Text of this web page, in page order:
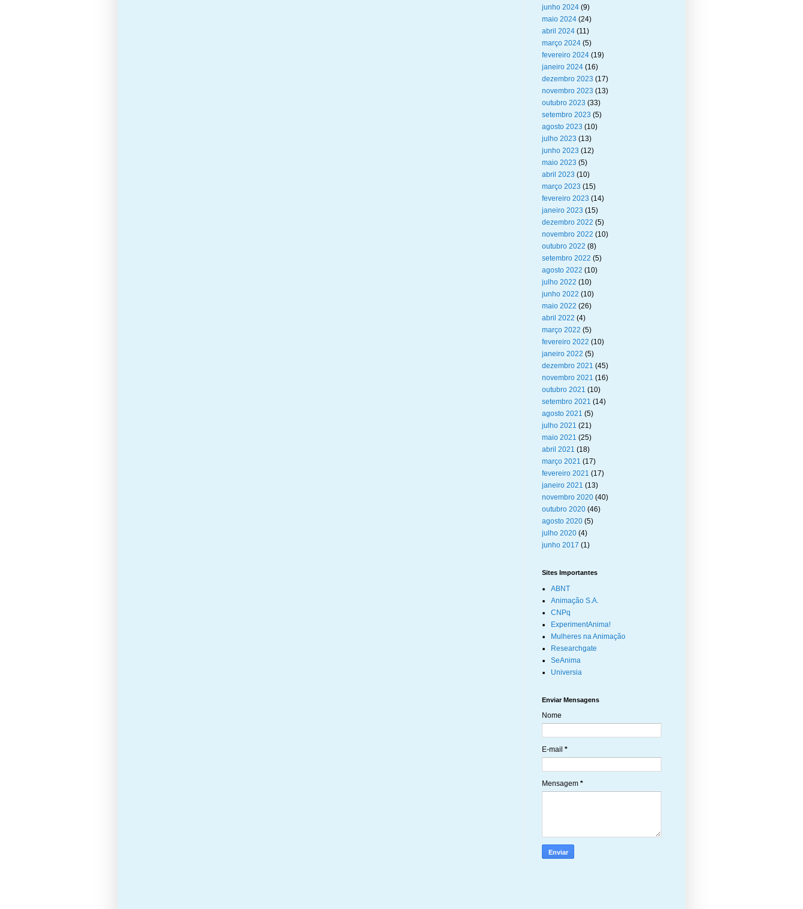
junho 2024 (9)
maio 2024 (24)
abril 2024 (11)
março 2024 (5)
fevereiro 2024 (19)
janeiro 2024 (16)
dezembro 2023 (17)
novembro 2023 (13)
outubro 2023 (33)
setembro 2023 (5)
agosto 2023 (10)
julho 2023 (13)
junho 2023 (12)
maio 2023 (5)
abril 2023 (10)
março 2023 (15)
fevereiro 2023 (14)
janeiro 2023 (15)
dezembro 2022 (5)
novembro 2022 (10)
outubro 2022 (8)
setembro 2022 (5)
agosto 2022 (10)
julho 2022 (10)
junho 2022 (10)
maio 2022 (26)
abril 2022 (4)
março 2022 (5)
fevereiro 2022 (10)
janeiro 2022 (5)
dezembro 2021 (45)
novembro 2021 (16)
outubro 2021 (10)
setembro 2021 (14)
agosto 2021 (5)
julho 2021 (21)
maio 2021 (25)
abril 2021 (18)
março 2021 (17)
fevereiro 2021 (17)
janeiro 2021 (13)
novembro 2020 (40)
outubro 2020 (46)
agosto 2020 (5)
julho 2020 (4)
junho 2017 (1)
Sites Importantes
ABNT
Animação S.A.
CNPq
ExperimentAnima!
Mulheres na Animação
Researchgate
SeAnima
Universia
Enviar Mensagens
Nome
E-mail *
Mensagem *